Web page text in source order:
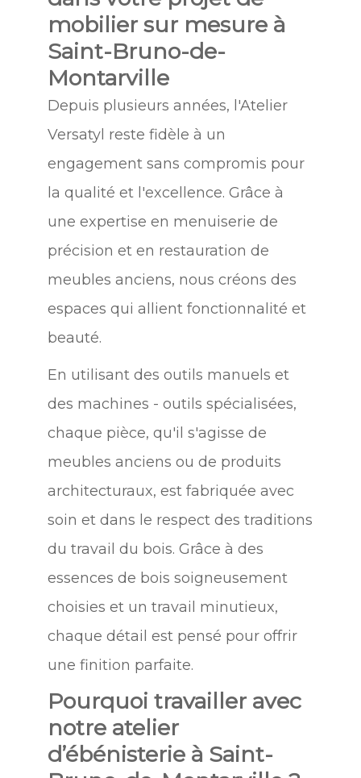
mobilier sur mesure à
Saint-Bruno-de-
Montarville
Depuis plusieurs années, l'Atelier
Versatyl reste fidèle à un
engagement sans compromis pour
la qualité et l'excellence. Grâce à
une expertise en menuiserie de
précision et en restauration de
meubles anciens, nous créons des
espaces qui allient fonctionnalité et
beauté.
En utilisant des outils manuels et
des machines - outils spécialisées,
chaque pièce, qu'il s'agisse de
meubles anciens ou de produits
architecturaux, est fabriquée avec
soin et dans le respect des traditions
du travail du bois. Grâce à des
essences de bois soigneusement
choisies et un travail minutieux,
chaque détail est pensé pour offrir
une finition parfaite.
Pourquoi travailler avec
notre atelier
d’ébénisterie à Saint-